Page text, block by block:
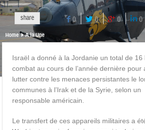
share 0 0 0 0
Home A la Une
Israël a donné à la Jordanie un total de 16
combat au cours de l’année dernière pour
lutter contre les menaces persistantes le
communes à l’Irak et de la Syrie, selon un
responsable américain.
Le transfert de ces appareils militaires a